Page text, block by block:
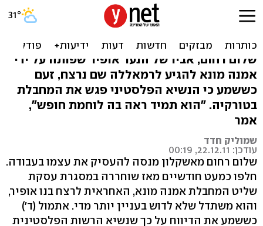
אביו של אופיר: 'מאוכזב שאבו
מאזן פגש הרוצחת'
שלום רחום, אביו של הנער אופיר שפותה על ידי
אמנה מונא להגיע לרמאללה שם נרצח, זעם
כששמע כי הנשיא הפלסטיני פגש את המחבלת
בטורקיה. "הוא תמיד ראה בה לוחמת חופש",
אמר
שמוליק חדד
עודכן: 22.12.11, 00:19
שלום רחום מאשקלון מנסה להעסיק את עצמו בעבודה.
חלפו כמעט חודשיים מאז שוחררה במסגרת עסקת
שליט המחבלת אמנה מונא, האחראית לרצח בנו אופיר,
והוא משתדל שלא לדוש בעניין יותר מדי. אתמול (ד')
כששמע את הדיווח על כך שנשיא הרשות הפלסטינית